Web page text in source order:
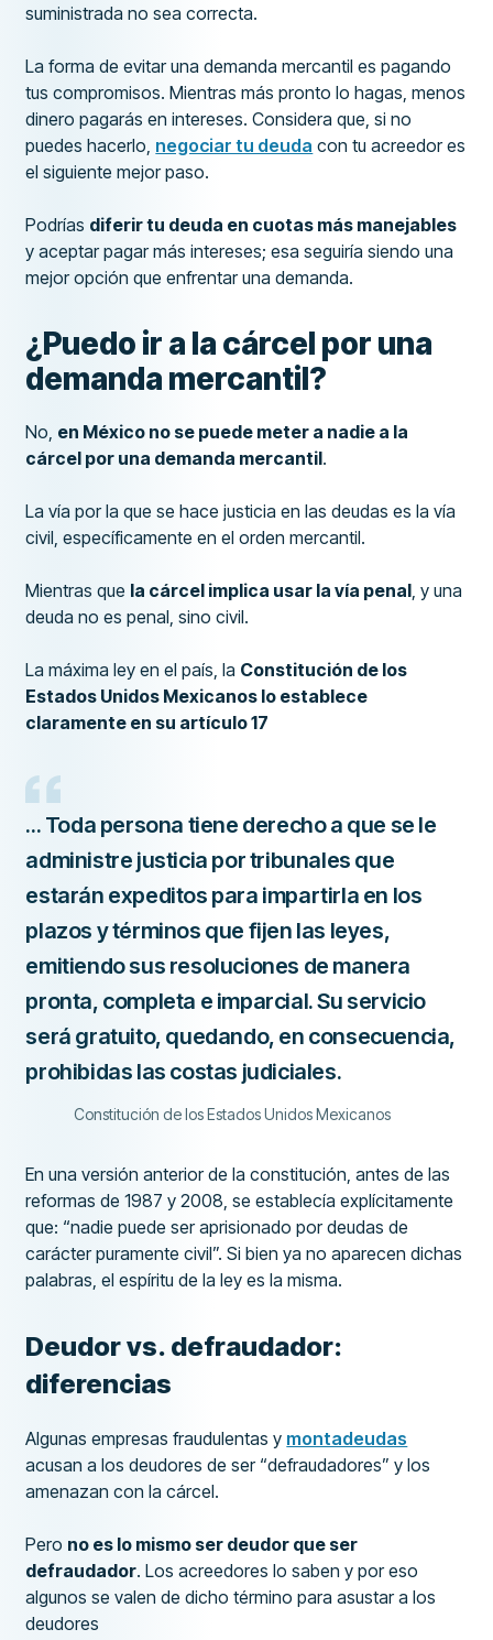
suministrada no sea correcta.
La forma de evitar una demanda mercantil es pagando
tus compromisos. Mientras más pronto lo hagas, menos
dinero pagarás en intereses. Considera que, si no
puedes hacerlo, negociar tu deuda con tu acreedor es
el siguiente mejor paso.
Podrías diferir tu deuda en cuotas más manejables
y aceptar pagar más intereses; esa seguiría siendo una
mejor opción que enfrentar una demanda.
¿Puedo ir a la cárcel por una
demanda mercantil?
No, en México no se puede meter a nadie a la
cárcel por una demanda mercantil.
La vía por la que se hace justicia en las deudas es la vía
civil, específicamente en el orden mercantil.
Mientras que la cárcel implica usar la vía penal , y una
deuda no es penal, sino civil.
La máxima ley en el país, la Constitución de los
Estados Unidos Mexicanos lo establece
claramente en su artículo 17
... Toda persona tiene derecho a que se le
administre justicia por tribunales que
estarán expeditos para impartirla en los
plazos y términos que fijen las leyes,
emitiendo sus resoluciones de manera
pronta, completa e imparcial. Su servicio
será gratuito, quedando, en consecuencia,
prohibidas las costas judiciales.
Constitución de los Estados Unidos Mexicanos
En una versión anterior de la constitución, antes de las
reformas de 1987 y 2008, se establecía explícitamente
que: “nadie puede ser aprisionado por deudas de
carácter puramente civil”. Si bien ya no aparecen dichas
palabras, el espíritu de la ley es la misma.
Deudor vs. defraudador:
diferencias
Algunas empresas fraudulentas y montadeudas
acusan a los deudores de ser “defraudadores” y los
amenazan con la cárcel.
Pero no es lo mismo ser deudor que ser
defraudador. Los acreedores lo saben y por eso
algunos se valen de dicho término para asustar a los
deudores